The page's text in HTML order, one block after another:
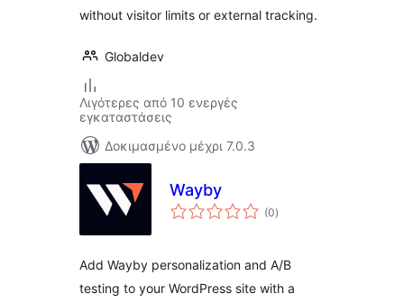
without visitor limits or external tracking.
Globaldev
Λιγότερες από 10 ενεργές
εγκαταστάσεις
Δοκιμασμένο μέχρι 7.0.3
Wayby
(0αξιολογήσεις
σύνολο
)
Add Wayby personalization and A/B
testing to your WordPress site with a